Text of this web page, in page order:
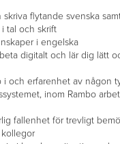
skriva flytande svenska
tal och skrift
i engelska
digitalt och lär dig lätt
i och erfarenhet av någon
inom Rambo
fallenhet för trevligt